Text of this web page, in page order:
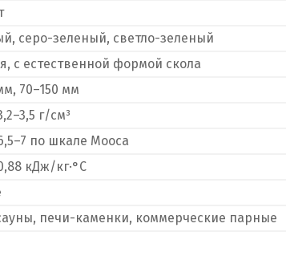
серо-зеленый, светло-зеленый
с естественной формой скола
70–150 мм
г/см³
по шкале Мооса
кДж/кг·°C
печи-каменки, коммерческие парные